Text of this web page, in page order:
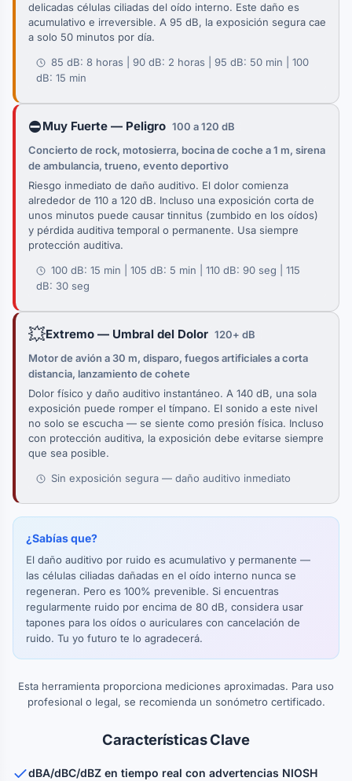
delicadas células ciliadas del oído interno. Este daño es
acumulativo e irreversible. A 95 dB, la exposición segura cae
a solo 50 minutos por día.
85 dB: 8 horas | 90 dB: 2 horas | 95 dB: 50 min | 100
dB: 15 min
⛔Muy Fuerte — Peligro 100 a 120 dB
Concierto de rock, motosierra, bocina de coche a 1 m, sirena
de ambulancia, trueno, evento deportivo
Riesgo inmediato de daño auditivo. El dolor comienza
alrededor de 110 a 120 dB. Incluso una exposición corta de
unos minutos puede causar tinnitus (zumbido en los oídos)
y pérdida auditiva temporal o permanente. Usa siempre
protección auditiva.
100 dB: 15 min | 105 dB: 5 min | 110 dB: 90 seg | 115
dB: 30 seg
💥Extremo — Umbral del Dolor 120+ dB
Motor de avión a 30 m, disparo, fuegos artificiales a corta
distancia, lanzamiento de cohete
Dolor físico y daño auditivo instantáneo. A 140 dB, una sola
exposición puede romper el tímpano. El sonido a este nivel
no solo se escucha — se siente como presión física. Incluso
con protección auditiva, la exposición debe evitarse siempre
que sea posible.
Sin exposición segura — daño auditivo inmediato
¿Sabías que?
El daño auditivo por ruido es acumulativo y permanente —
las células ciliadas dañadas en el oído interno nunca se
regeneran. Pero es 100% prevenible. Si encuentras
regularmente ruido por encima de 80 dB, considera usar
tapones para los oídos o auriculares con cancelación de
ruido. Tu yo futuro te lo agradecerá.
Esta herramienta proporciona mediciones aproximadas. Para uso
profesional o legal, se recomienda un sonómetro certificado.
Características Clave
dBA/dBC/dBZ en tiempo real con advertencias NIOSH